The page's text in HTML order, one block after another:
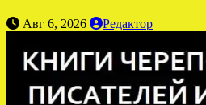
Авг 6, 2026 Редактор